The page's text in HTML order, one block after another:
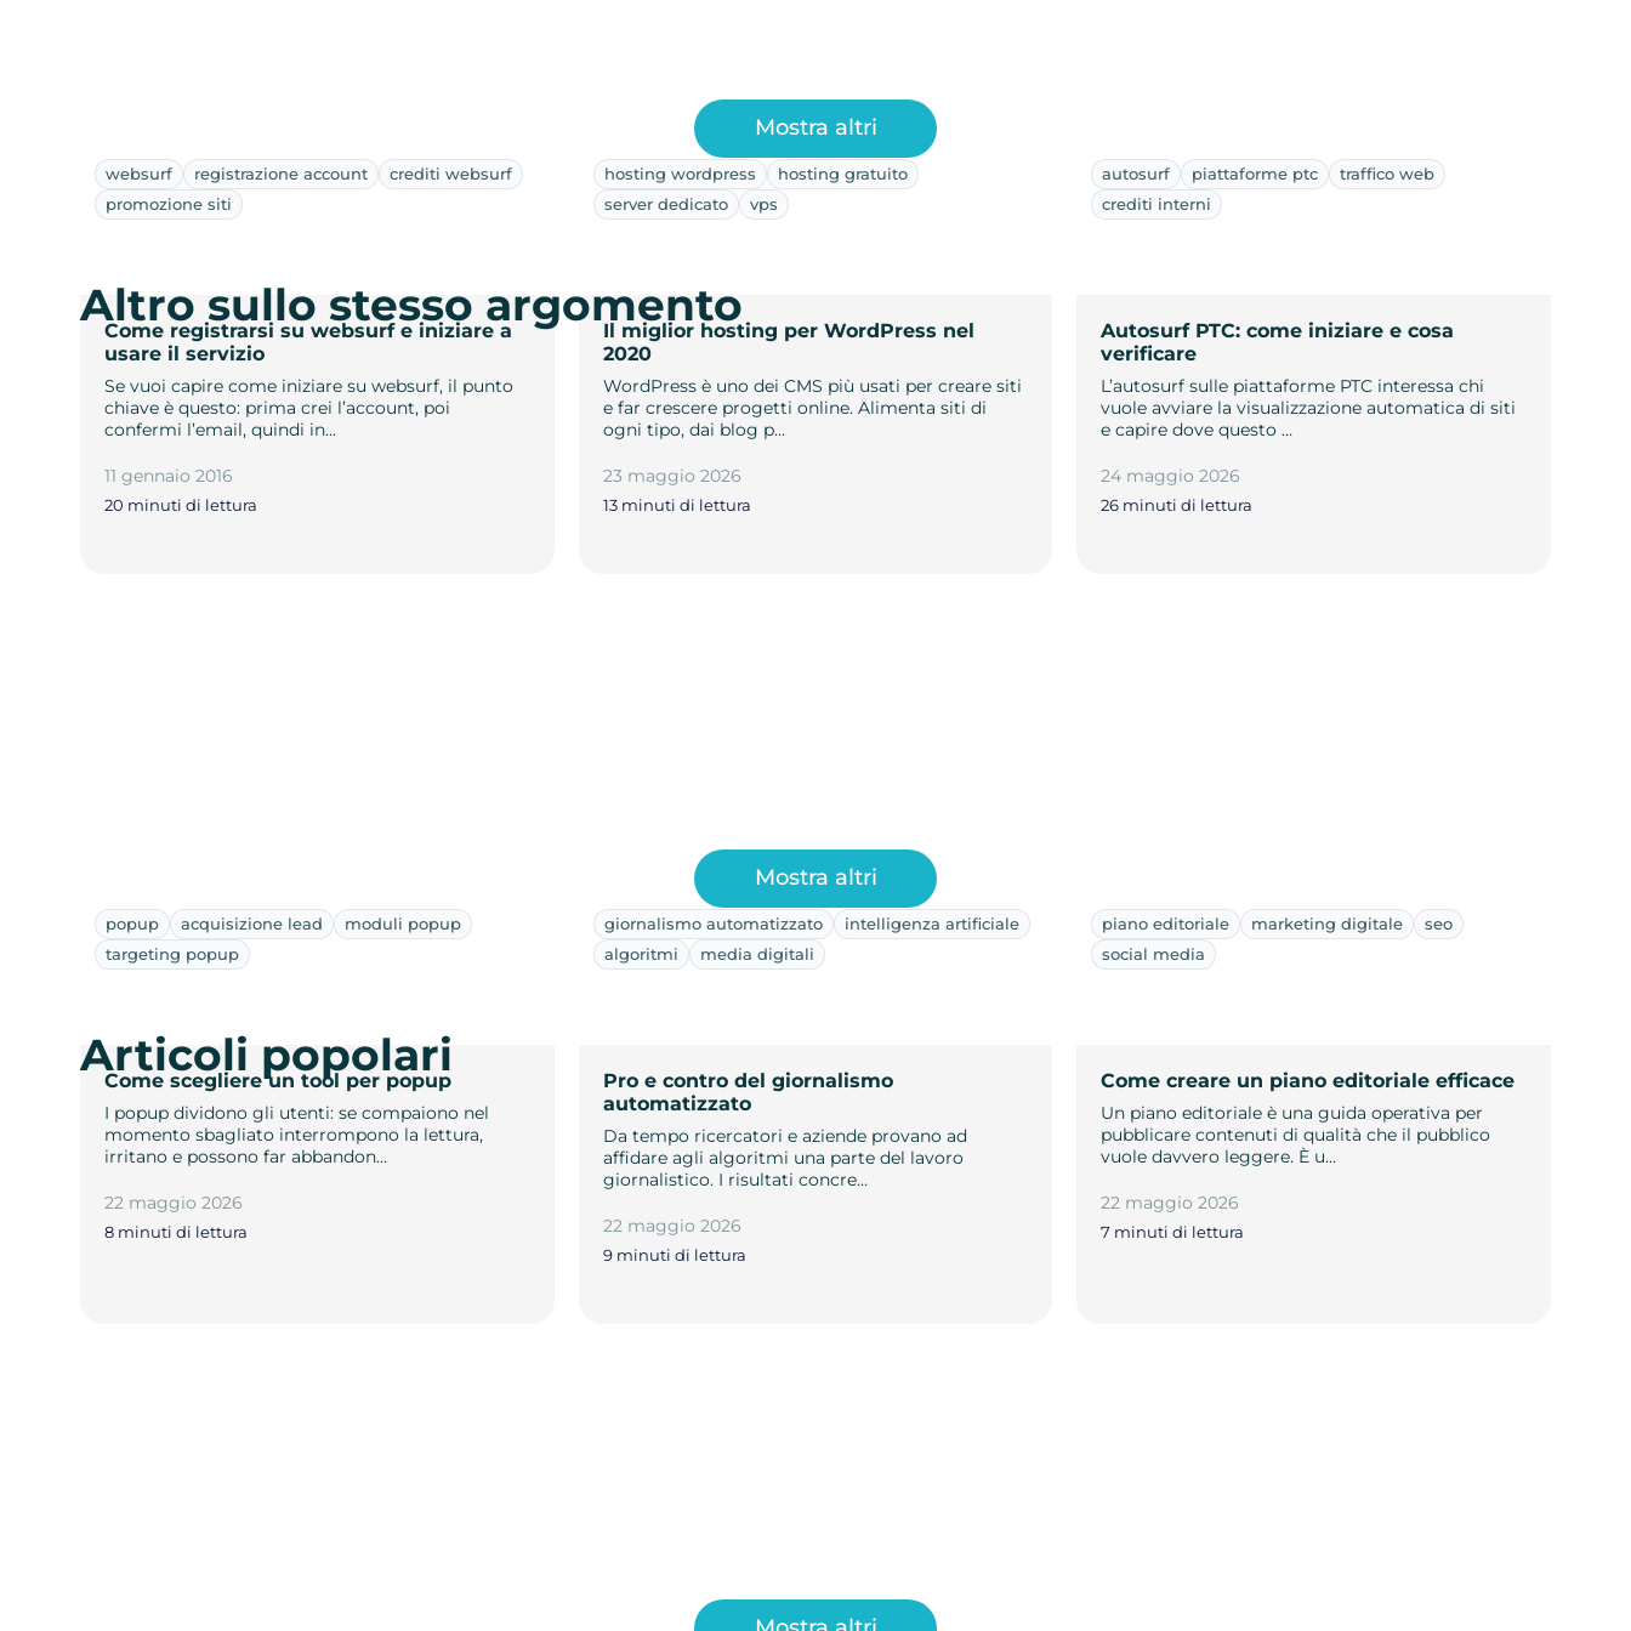
websurf registrazione account
crediti websurf
promozione siti
Come registrarsi su websurf e iniziare a
usare il servizio
Se vuoi capire come iniziare su websurf, il punto
chiave è questo: prima crei l’account, poi
confermi l’email, quindi in…
11 gennaio 2016
20 minuti di lettura
hosting wordpress
hosting gratuito
server dedicato
vps
Il miglior hosting per WordPress nel
2020
WordPress è uno dei CMS più usati per creare siti
e far crescere progetti online. Alimenta siti di
ogni tipo, dai blog p…
23 maggio 2026
13 minuti di lettura
autosurf piattaforme ptc
traffico web
crediti interni
Autosurf PTC: come iniziare e cosa
verificare
L’autosurf sulle piattaforme PTC interessa chi
vuole avviare la visualizzazione automatica di siti
e capire dove questo …
24 maggio 2026
26 minuti di lettura
Mostra altri
Altro sullo stesso argomento
popup acquisizione lead
moduli popup
targeting popup
Come scegliere un tool per popup
I popup dividono gli utenti: se compaiono nel
momento sbagliato interrompono la lettura,
irritano e possono far abbandon…
22 maggio 2026
8 minuti di lettura
giornalismo automatizzato
intelligenza artificiale
algoritmi
media digitali
Pro e contro del giornalismo
automatizzato
Da tempo ricercatori e aziende provano ad
affidare agli algoritmi una parte del lavoro
giornalistico. I risultati concre…
22 maggio 2026
9 minuti di lettura
piano editoriale marketing digitale
seo
social media
Come creare un piano editoriale efficace
Un piano editoriale è una guida operativa per
pubblicare contenuti di qualità che il pubblico
vuole davvero leggere. È u…
22 maggio 2026
7 minuti di lettura
Mostra altri
Articoli popolari